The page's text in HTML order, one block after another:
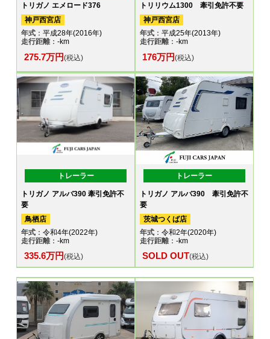
トリガノ エメロード376
神戸西宮店
年式 ：平成28年(2016年)
走行距離：-km
275.7万円(税込)
トリリウム1300 牽引免許不要
神戸西宮店
年式：平成25年(2013年)
走行距離：-km
176万円(税込)
トレーラー
トリガノ アルバ390 牽引免許不
要
鳥栖店
年式 ：令和4年(2022年)
走行距離：-km
335.6万円(税込)
トレーラー
トリガノ アルバ390 牽引免許不
要
茨城つくば店
年式：令和2年(2020年)
走行距離：-km
SOLD OUT(税込)